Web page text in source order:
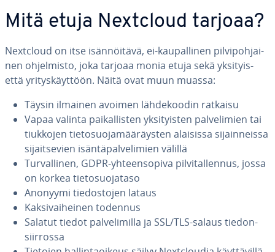
Mitä etuja Nextcloud tarjoaa?
Nextcloud on itse isän­nöi­tä­vä, ei-kau­pal­li­nen pil­vi­poh­jai­
nen oh­jel­mis­to, joka tarjoaa monia etuja sekä yksityis-
että yri­tys­käyt­töön. Näitä ovat muun muassa:
Täysin ilmainen avoimen läh­de­koo­din ratkaisu
Vapaa valinta pai­kal­lis­ten yk­si­tyis­ten pal­ve­li­mien tai
tiukkojen tie­to­suo­ja­mää­räys­ten alaisissa si­jain­neis­sa
si­jait­se­vien isän­tä­pal­ve­li­mien välillä
Tur­val­li­nen, GDPR-yh­teen­so­pi­va pil­vi­tal­len­nus, jossa
on korkea tie­to­suo­ja­ta­so
Anonyymi tie­dos­to­jen lataus
Kak­si­vai­hei­nen todennus
Salatut tiedot pal­ve­li­mil­la ja SSL/TLS-salaus tie­don­
siir­ros­sa